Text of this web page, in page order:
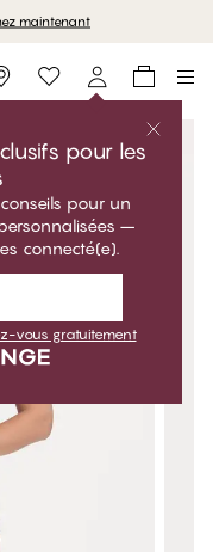
maintenant
Storefinder
pour les
pour un
–
connecté(e).
vous gratuitement